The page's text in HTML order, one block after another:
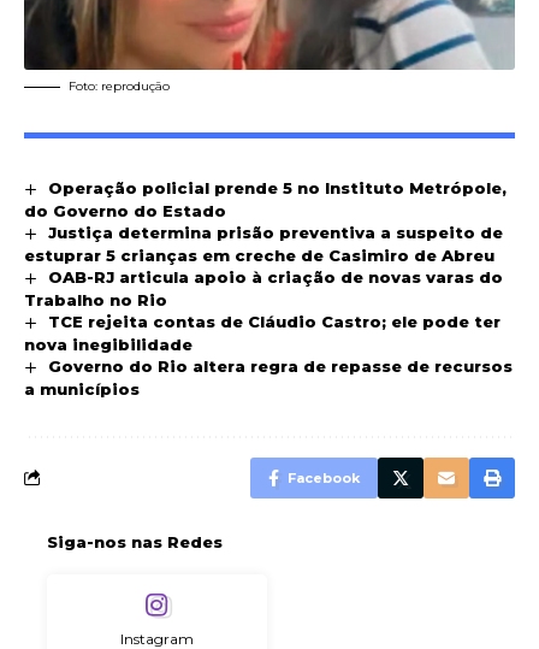
Foto: reprodução
Operação policial prende 5 no Instituto Metrópole,
do Governo do Estado
Justiça determina prisão preventiva a suspeito de
estuprar 5 crianças em creche de Casimiro de Abreu
OAB-RJ articula apoio à criação de novas varas do
Trabalho no Rio
TCE rejeita contas de Cláudio Castro; ele pode ter
nova inegibilidade
Governo do Rio altera regra de repasse de recursos
a municípios
Facebook
Siga-nos nas Redes
Instagram